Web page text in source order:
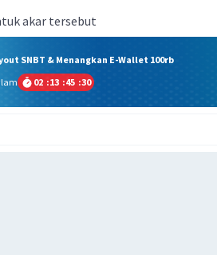
akar tersebut
SNBT & Menangkan E-Wallet 100rb
02 :13 :45 :30